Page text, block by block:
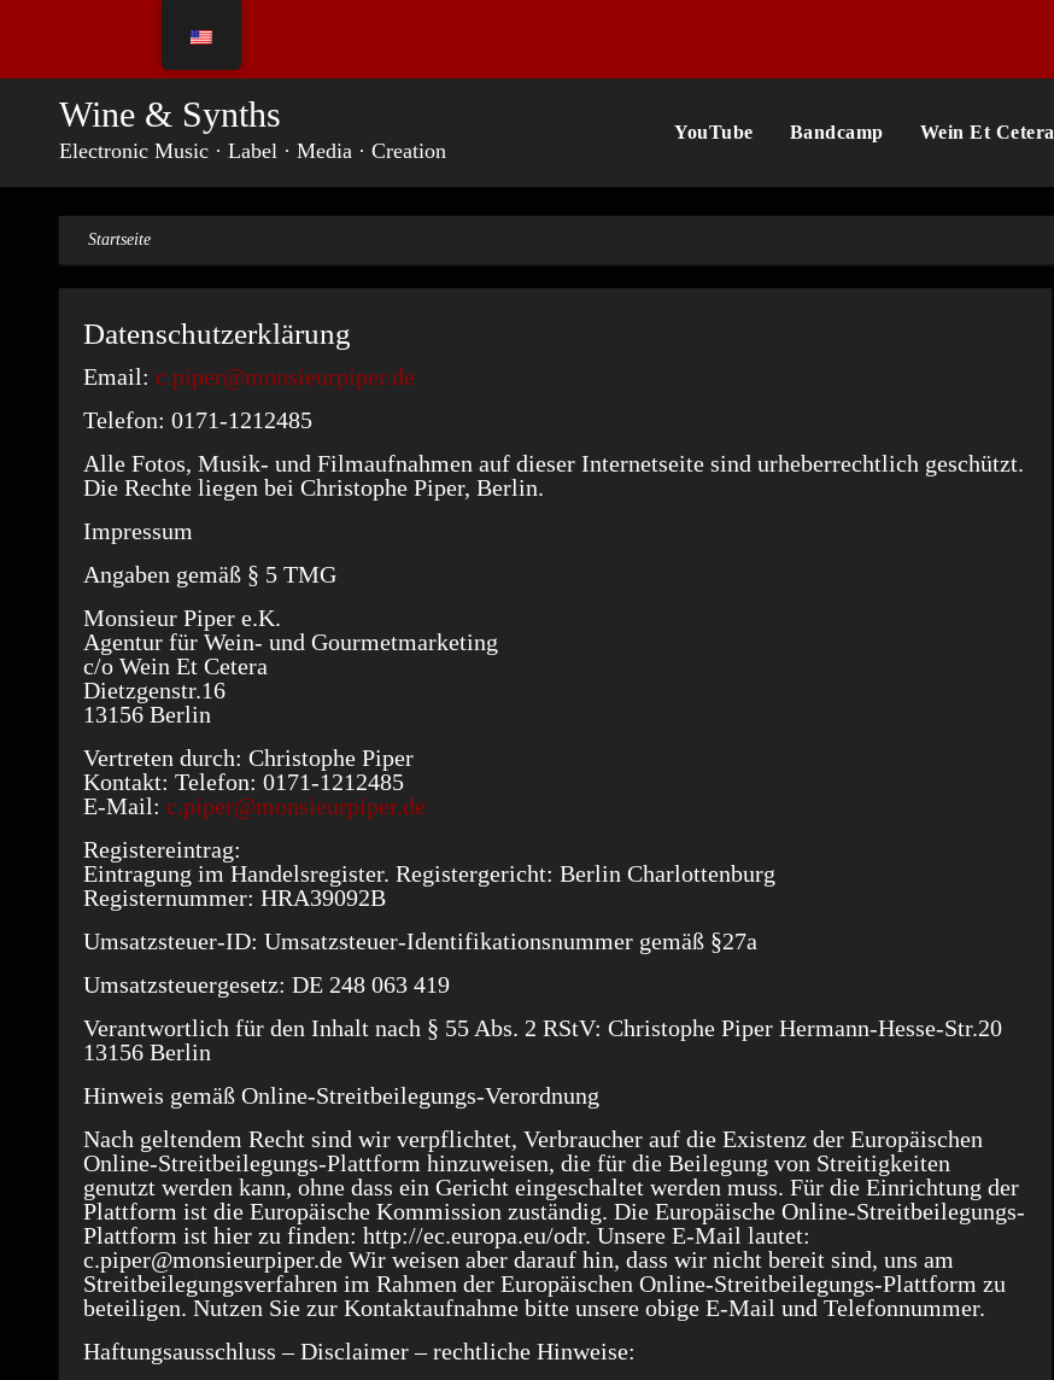
Wine & Synths
Electronic Music · Label · Media · Creation
YouTube Bandcamp Wein Et Cetera
Startseite
Datenschutzerklärung
Email: c.piper@monsieurpiper.de
Telefon: 0171-1212485
Alle Fotos, Musik- und Filmaufnahmen auf dieser Internetseite sind urheberrechtlich geschützt.
Die Rechte liegen bei Christophe Piper, Berlin.
Impressum
Angaben gemäß § 5 TMG
Monsieur Piper e.K.
Agentur für Wein- und Gourmetmarketing
c/o Wein Et Cetera
Dietzgenstr.16
13156 Berlin
Vertreten durch: Christophe Piper
Kontakt: Telefon: 0171-1212485
E-Mail: c.piper@monsieurpiper.de
Registereintrag:
Eintragung im Handelsregister. Registergericht: Berlin Charlottenburg
Registernummer: HRA39092B
Umsatzsteuer-ID: Umsatzsteuer-Identifikationsnummer gemäß §27a
Umsatzsteuergesetz: DE 248 063 419
Verantwortlich für den Inhalt nach § 55 Abs. 2 RStV: Christophe Piper Hermann-Hesse-Str.20
13156 Berlin
Hinweis gemäß Online-Streitbeilegungs-Verordnung
Nach geltendem Recht sind wir verpflichtet, Verbraucher auf die Existenz der Europäischen
Online-Streitbeilegungs-Plattform hinzuweisen, die für die Beilegung von Streitigkeiten
genutzt werden kann, ohne dass ein Gericht eingeschaltet werden muss. Für die Einrichtung der
Plattform ist die Europäische Kommission zuständig. Die Europäische Online-Streitbeilegungs-
Plattform ist hier zu finden: http://ec.europa.eu/odr. Unsere E-Mail lautet:
c.piper@monsieurpiper.de Wir weisen aber darauf hin, dass wir nicht bereit sind, uns am
Streitbeilegungsverfahren im Rahmen der Europäischen Online-Streitbeilegungs-Plattform zu
beteiligen. Nutzen Sie zur Kontaktaufnahme bitte unsere obige E-Mail und Telefonnummer.
Haftungsausschluss – Disclaimer – rechtliche Hinweise: